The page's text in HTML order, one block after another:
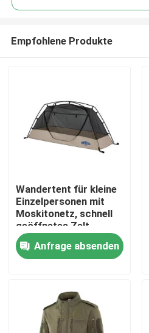
Zu Hause
Produkte
Empfohlene Produkte
Wandertent für kleine
Einzelpersonen mit
Moskitonetz, schnell
geöffnetes Zelt
Anfrage absenden